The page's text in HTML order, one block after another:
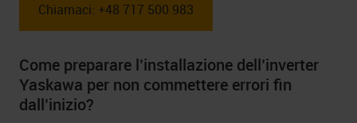
Chiamaci: +48 717 500 983
Come preparare l’installazione dell’inverter
Yaskawa per non commettere errori fin
dall’inizio?